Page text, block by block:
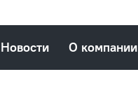
Новости О компании